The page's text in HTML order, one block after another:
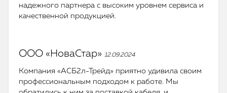
надежного партнера с высоким уровнем сервиса и
качественной продукцией.
ООО «НоваСтар» 12.09.2024
Компания «АСБ2л-Трейд» приятно удивила своим
профессиональным подходом к работе. Мы